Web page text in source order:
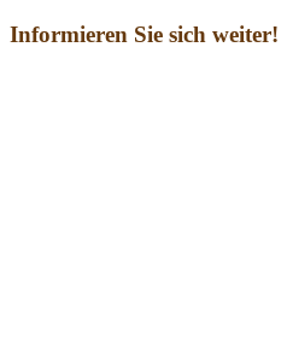
Informieren Sie sich weiter!